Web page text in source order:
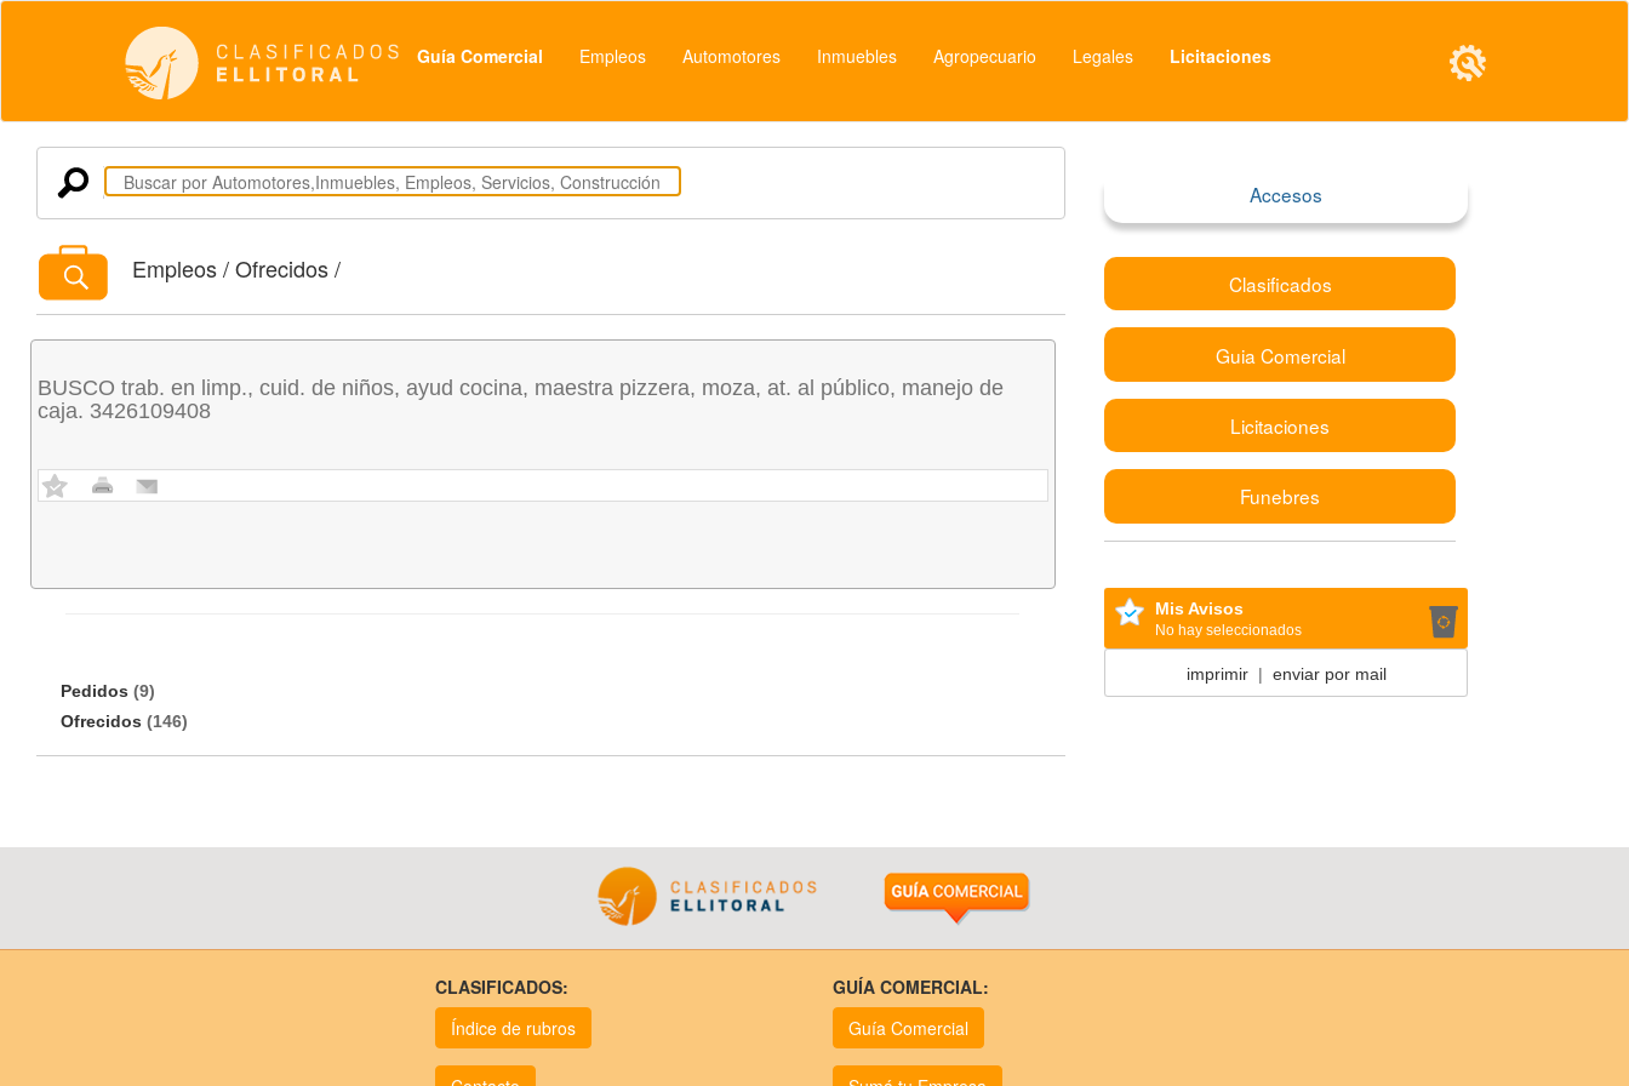
Guía Comercial Empleos Automotores Inmuebles Agropecuario Legales Licitaciones
Empleos / Ofrecidos /
BUSCO trab. en limp., cuid. de niños, ayud cocina, maestra pizzera, moza, at. al público, manejo de
caja. 3426109408
Pedidos (9)
Ofrecidos (146)
Accesos
Clasificados
Guia Comercial
Licitaciones
Funebres
Mis Avisos
No hay seleccionados
imprimir| enviar por mail
CLASIFICADOS:
Índice de rubros
GUÍA COMERCIAL:
Guía Comercial